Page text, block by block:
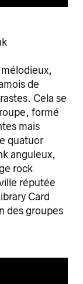
de
Cela se
formé
mais
quatuor
anguleux,
rock
réputée
Card
des groupes